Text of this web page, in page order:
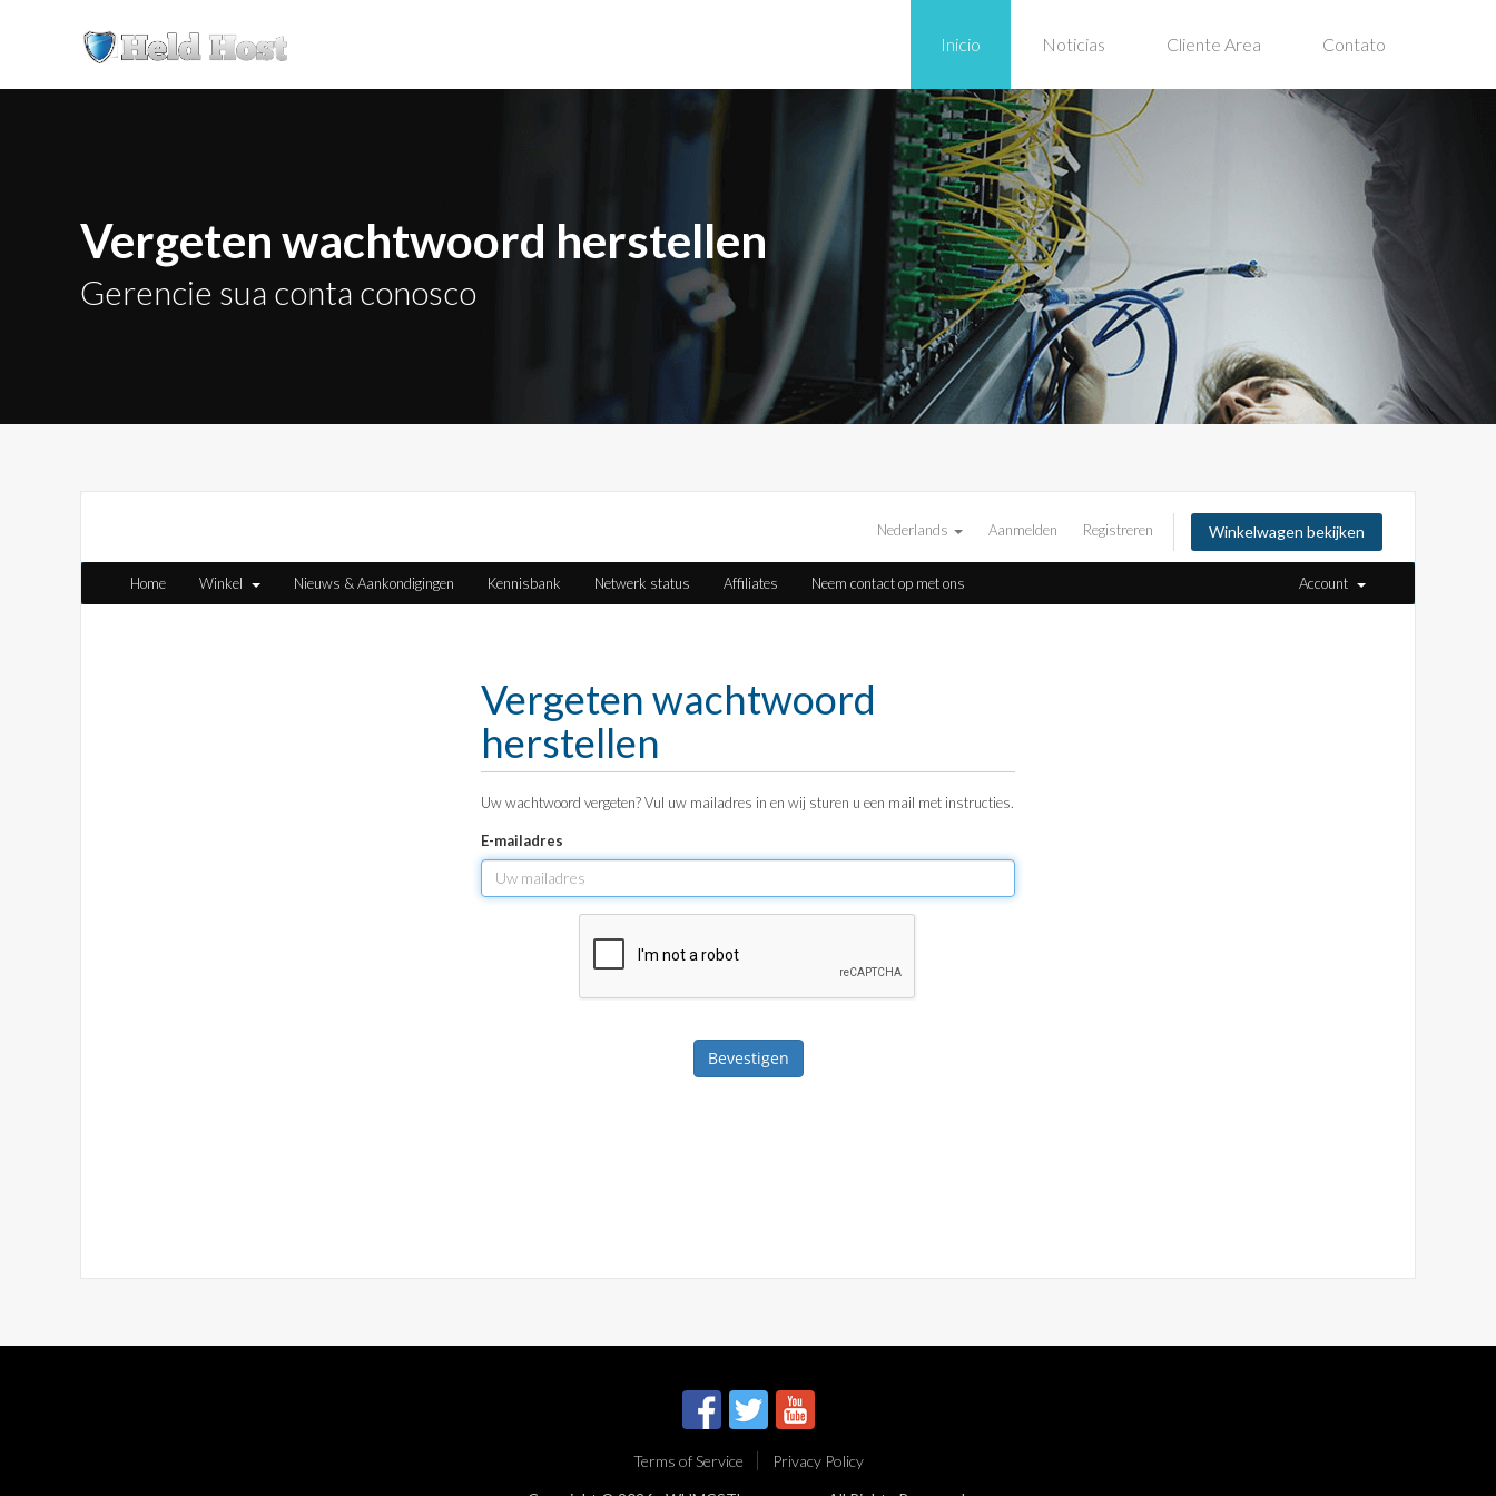
Inicio Noticias Cliente Area Contato
Vergeten wachtwoord herstellen
Gerencie sua conta conosco
Nederlands Aanmelden Registreren Winkelwagen bekijken
Home Winkel Nieuws & Aankondigingen Kennisbank Netwerk status Affiliates Neem contact op met ons Account
Vergeten wachtwoord
herstellen
Uw wachtwoord vergeten? Vul uw mailadres in en wij sturen u een mail met instructies.
E-mailadres
Bevestigen
Terms of Service
Privacy Policy